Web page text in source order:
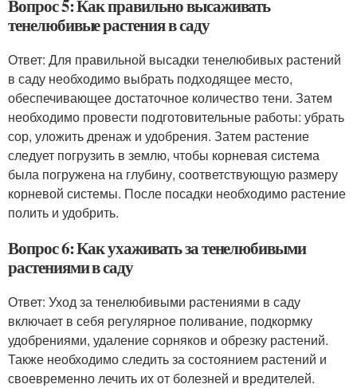
Вопрос 5: Как правильно высаживать
тенелюбивые растения в саду
Ответ: Для правильной высадки тенелюбивых растений
в саду необходимо выбрать подходящее место,
обеспечивающее достаточное количество тени. Затем
необходимо провести подготовительные работы: убрать
сор, уложить дренаж и удобрения. Затем растение
следует погрузить в землю, чтобы корневая система
была погружена на глубину, соответствующую размеру
корневой системы. После посадки необходимо растение
полить и удобрить.
Вопрос 6: Как ухаживать за тенелюбивыми
растениями в саду
Ответ: Уход за тенелюбивыми растениями в саду
включает в себя регулярное поливание, подкормку
удобрениями, удаление сорняков и обрезку растений.
Также необходимо следить за состоянием растений и
своевременно лечить их от болезней и вредителей.